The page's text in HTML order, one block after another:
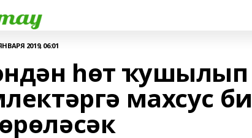
2019, 06:01
һөт ҡушылып
махсус